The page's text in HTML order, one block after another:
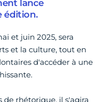
lance
édition.
et juin 2025, sera
et la culture, tout en
d'accéder à une
de rhétorique, il s'agira